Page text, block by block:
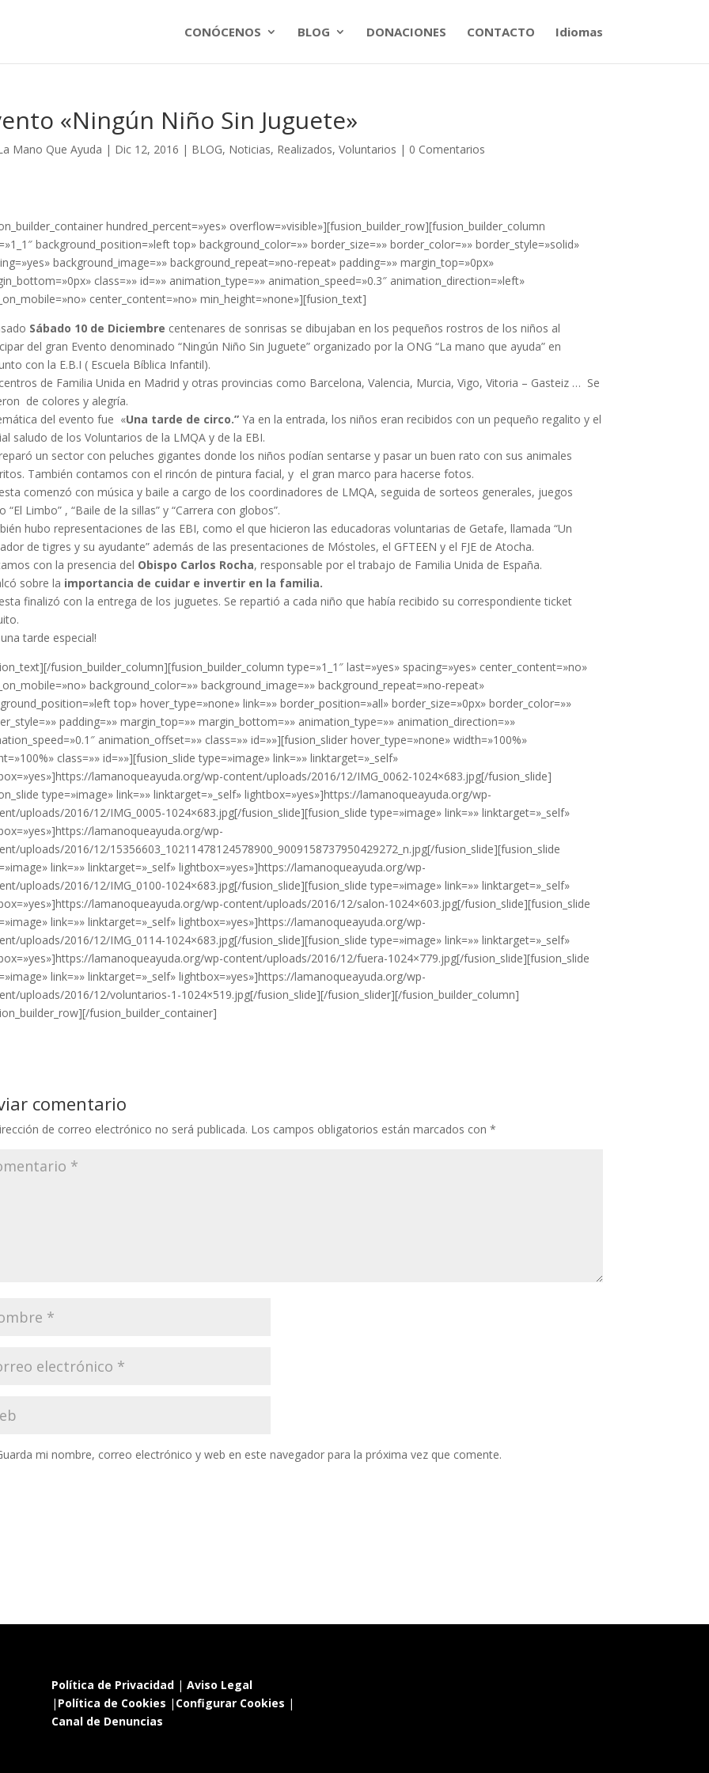
CONÓCENOS BLOG DONACIONES CONTACTO Idiomas
«Ningún Niño Sin Juguete»
Mano Que Ayuda | Dic 12, 2016 | BLOG, Noticias, Realizados, Voluntarios | 0 Comentarios
hundred_percent=»yes» overflow=»visible»][fusion_builder_row][fusion_builder_column
background_position=»left top» background_color=»» border_size=»» border_color=»» border_style=»solid»
background_image=»» background_repeat=»no-repeat» padding=»» margin_top=»0px»
class=»» id=»» animation_type=»» animation_speed=»0.3″ animation_direction=»left»
center_content=»no» min_height=»none»][fusion_text]
Sábado 10 de Diciembre centenares de sonrisas se dibujaban en los pequeños rostros de los niños al
del gran Evento denominado “Ningún Niño Sin Juguete” organizado por la ONG “La mano que ayuda” en
con la E.B.I ( Escuela Bíblica Infantil).
de Familia Unida en Madrid y otras provincias como Barcelona, Valencia, Murcia, Vigo, Vitoria – Gasteiz … Se
de colores y alegría.
del evento fue «Una tarde de circo.”Ya en la entrada, los niños eran recibidos con un pequeño regalito y el
saludo de los Voluntarios de la LMQA y de la EBI.
un sector con peluches gigantes donde los niños podían sentarse y pasar un buen rato con sus animales
También contamos con el rincón de pintura facial, y el gran marco para hacerse fotos.
comenzó con música y baile a cargo de los coordinadores de LMQA, seguida de sorteos generales, juegos
“El Limbo” , “Baile de la sillas” y “Carrera con globos”.
hubo representaciones de las EBI, como el que hicieron las educadoras voluntarias de Getafe, llamada “Un
de tigres y su ayudante” además de las presentaciones de Móstoles, el GFTEEN y el FJE de Atocha.
con la presencia del Obispo Carlos Rocha, responsable por el trabajo de Familia Unida de España.
sobre la importancia de cuidar e invertir en la familia.
finalizó con la entrega de los juguetes. Se repartió a cada niño que había recibido su correspondiente ticket
una tarde especial!
fusion_builder_column][fusion_builder_column type=»1_1″ last=»yes» spacing=»yes» center_content=»no»
background_color=»» background_image=»» background_repeat=»no-repeat»
top» hover_type=»none» link=»» border_position=»all» border_size=»0px» border_color=»»
padding=»» margin_top=»» margin_bottom=»» animation_type=»» animation_direction=»»
animation_offset=»» class=»» id=»»][fusion_slider hover_type=»none» width=»100%»
class=»» id=»»][fusion_slide type=»image» link=»» linktarget=»_self»
lamanoqueayuda.org/wp-content/uploads/2016/12/IMG_0062-1024×683.jpg[/fusion_slide]
type=»image» link=»» linktarget=»_self» lightbox=»yes»]https://lamanoqueayuda.org/wp-
uploads/2016/12/IMG_0005-1024×683.jpg[/fusion_slide][fusion_slide type=»image» link=»» linktarget=»_self»
lamanoqueayuda.org/wp-
uploads/2016/12/15356603_10211478124578900_9009158737950429272_n.jpg[/fusion_slide][fusion_slide
link=»» linktarget=»_self» lightbox=»yes»]https://lamanoqueayuda.org/wp-
uploads/2016/12/IMG_0100-1024×683.jpg[/fusion_slide][fusion_slide type=»image» link=»» linktarget=»_self»
lamanoqueayuda.org/wp-content/uploads/2016/12/salon-1024×603.jpg[/fusion_slide][fusion_slide
link=»» linktarget=»_self» lightbox=»yes»]https://lamanoqueayuda.org/wp-
uploads/2016/12/IMG_0114-1024×683.jpg[/fusion_slide][fusion_slide type=»image» link=»» linktarget=»_self»
lamanoqueayuda.org/wp-content/uploads/2016/12/fuera-1024×779.jpg[/fusion_slide][fusion_slide
link=»» linktarget=»_self» lightbox=»yes»]https://lamanoqueayuda.org/wp-
uploads/2016/12/voluntarios-1-1024×519.jpg[/fusion_slide][/fusion_slider][/fusion_builder_column]
fusion_builder_container]
comentario
de correo electrónico no será publicada. Los campos obligatorios están marcados con *
mi nombre, correo electrónico y web en este navegador para la próxima vez que comente.
Política de Privacidad| Aviso Legal
| Política de Cookies | Configurar Cookies |
Canal de Denuncias